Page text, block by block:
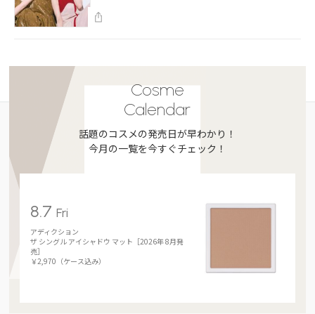
Cosme
Calendar
話題のコスメの発売日が早わかり！
今月の一覧を今すぐチェック！
8.7Fri
アディクション
ザ シングル アイシャドウ マット［2026年 8月発
売］
￥2,970（ケース込み）